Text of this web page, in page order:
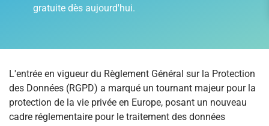
gratuite dès aujourd'hui.
L'entrée en vigueur du Règlement Général sur la Protection
des Données (RGPD) a marqué un tournant majeur pour la
protection de la vie privée en Europe, posant un nouveau
cadre réglementaire pour le traitement des données